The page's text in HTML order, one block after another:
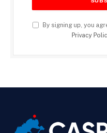
By signing up, you
Privacy